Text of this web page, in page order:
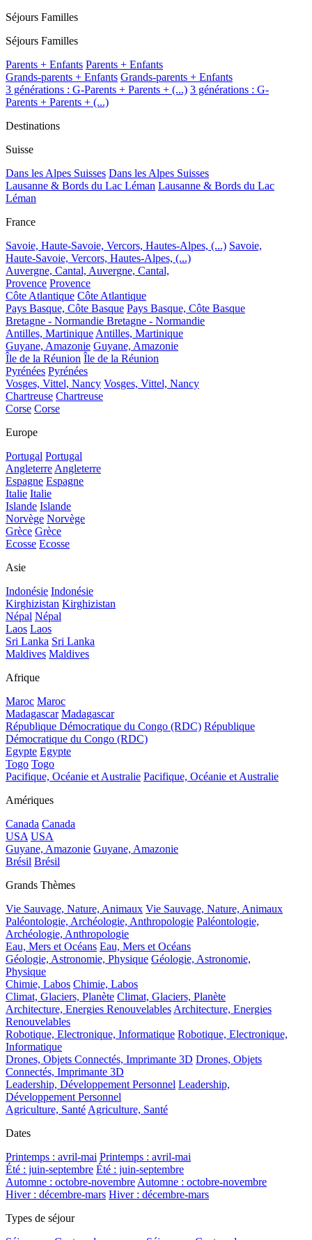
Séjours Familles
Séjours Familles
Parents + Enfants Parents + Enfants
Grands-parents + Enfants Grands-parents + Enfants
3 générations : G-Parents + Parents + (...) 3 générations : G-
Parents + Parents + (...)
Destinations
Suisse
Dans les Alpes Suisses Dans les Alpes Suisses
Lausanne & Bords du Lac Léman Lausanne & Bords du Lac
Léman
France
Savoie, Haute-Savoie, Vercors, Hautes-Alpes, (...) Savoie,
Haute-Savoie, Vercors, Hautes-Alpes, (...)
Auvergne, Cantal, Auvergne, Cantal,
Provence Provence
Côte Atlantique Côte Atlantique
Pays Basque, Côte Basque Pays Basque, Côte Basque
Bretagne - Normandie Bretagne - Normandie
Antilles, Martinique Antilles, Martinique
Guyane, Amazonie Guyane, Amazonie
Île de la Réunion Île de la Réunion
Pyrénées Pyrénées
Vosges, Vittel, Nancy Vosges, Vittel, Nancy
Chartreuse Chartreuse
Corse Corse
Europe
Portugal Portugal
Angleterre Angleterre
Espagne Espagne
Italie Italie
Islande Islande
Norvège Norvège
Grèce Grèce
Ecosse Ecosse
Asie
Indonésie Indonésie
Kirghizistan Kirghizistan
Népal Népal
Laos Laos
Sri Lanka Sri Lanka
Maldives Maldives
Afrique
Maroc Maroc
Madagascar Madagascar
République Démocratique du Congo (RDC) République
Démocratique du Congo (RDC)
Egypte Egypte
Togo Togo
Pacifique, Océanie et Australie Pacifique, Océanie et Australie
Amériques
Canada Canada
USA USA
Guyane, Amazonie Guyane, Amazonie
Brésil Brésil
Grands Thèmes
Vie Sauvage, Nature, Animaux Vie Sauvage, Nature, Animaux
Paléontologie, Archéologie, Anthropologie Paléontologie,
Archéologie, Anthropologie
Eau, Mers et Océans Eau, Mers et Océans
Géologie, Astronomie, Physique Géologie, Astronomie,
Physique
Chimie, Labos Chimie, Labos
Climat, Glaciers, Planète Climat, Glaciers, Planète
Architecture, Energies Renouvelables Architecture, Energies
Renouvelables
Robotique, Electronique, Informatique Robotique, Electronique,
Informatique
Drones, Objets Connectés, Imprimante 3D Drones, Objets
Connectés, Imprimante 3D
Leadership, Développement Personnel Leadership,
Développement Personnel
Agriculture, Santé Agriculture, Santé
Dates
Printemps : avril-mai Printemps : avril-mai
Été : juin-septembre Été : juin-septembre
Automne : octobre-novembre Automne : octobre-novembre
Hiver : décembre-mars Hiver : décembre-mars
Types de séjour